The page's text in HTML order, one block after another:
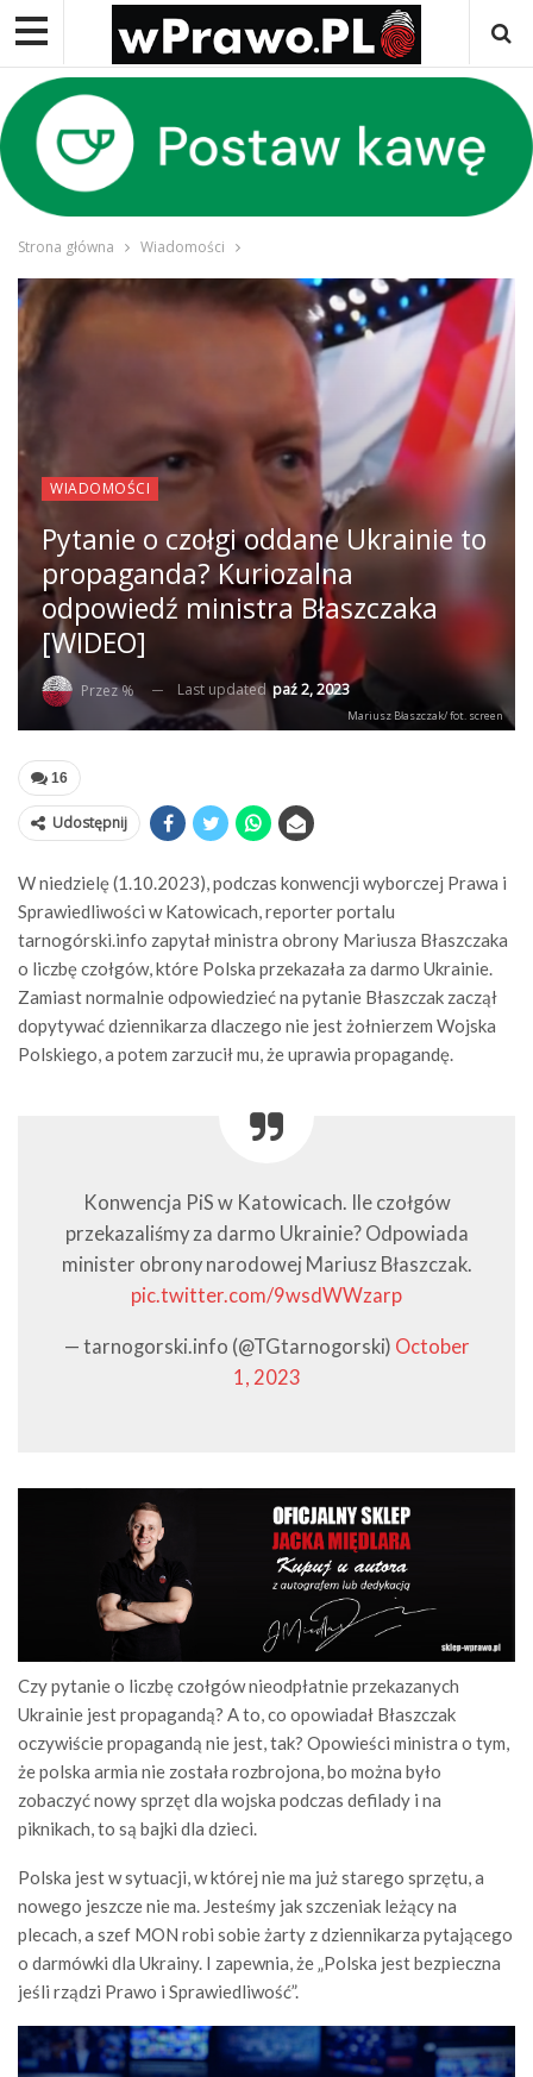
Strona główna Wiadomości
WIADOMOŚCI
Pytanie o czołgi oddane Ukrainie to
propaganda? Kuriozalna
odpowiedź ministra Błaszczaka
[WIDEO]
Przez % Last updatedpaź 2, 2023
Mariusz Błaszczak/ fot. screen
16
Udostępnij
W niedzielę (1.10.2023), podczas konwencji wyborczej Prawa i
Sprawiedliwości w Katowicach, reporter portalu
tarnogórski.info zapytał ministra obrony Mariusza Błaszczaka
o liczbę czołgów, które Polska przekazała za darmo Ukrainie.
Zamiast normalnie odpowiedzieć na pytanie Błaszczak zaczął
dopytywać dziennikarza dlaczego nie jest żołnierzem Wojska
Polskiego, a potem zarzucił mu, że uprawia propagandę.
Konwencja PiS w Katowicach. Ile czołgów
przekazaliśmy za darmo Ukrainie? Odpowiada
minister obrony narodowej Mariusz Błaszczak.
pic.twitter.com/9wsdWWzarp
— tarnogorski.info (@TGtarnogorski) October
1, 2023
Czy pytanie o liczbę czołgów nieodpłatnie przekazanych
Ukrainie jest propagandą? A to, co opowiadał Błaszczak
oczywiście propagandą nie jest, tak? Opowieści ministra o tym,
że polska armia nie została rozbrojona, bo można było
zobaczyć nowy sprzęt dla wojska podczas defilady i na
piknikach, to są bajki dla dzieci.
Polska jest w sytuacji, w której nie ma już starego sprzętu, a
nowego jeszcze nie ma. Jesteśmy jak szczeniak leżący na
plecach, a szef MON robi sobie żarty z dziennikarza pytającego
o darmówki dla Ukrainy. I zapewnia, że „Polska jest bezpieczna
jeśli rządzi Prawo i Sprawiedliwość”.